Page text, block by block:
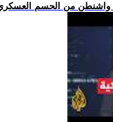
واشنطن من الحسم